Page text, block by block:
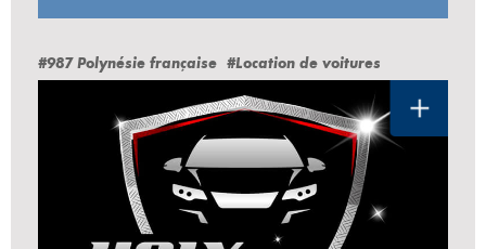
#987 Polynésie française #Location de voitures